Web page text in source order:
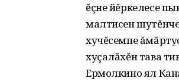
ĕçне йĕркелесе
малтисен
хучĕсемпе
хуçалăхĕн тава
Ермолкино ял